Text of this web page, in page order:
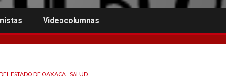
Videocolumnas
ESTADO DE OAXACA SALUD